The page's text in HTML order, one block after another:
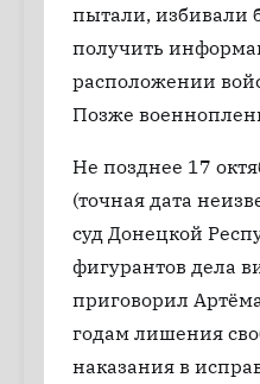
пытали, избивали
получить
расположении
Позже
Не позднее 17
(точная дата
суд Донецкой
фигурантов дела
приговорил
годам лишения
наказания в